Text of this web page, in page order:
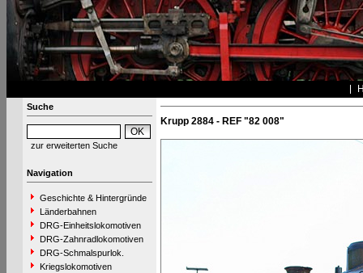
Suche
zur erweiterten Suche
Navigation
Geschichte & Hintergründe
Länderbahnen
DRG-Einheitslokomotiven
DRG-Zahnradlokomotiven
DRG-Schmalspurlok.
Kriegslokomotiven
Krupp 2884 - REF "82 008"